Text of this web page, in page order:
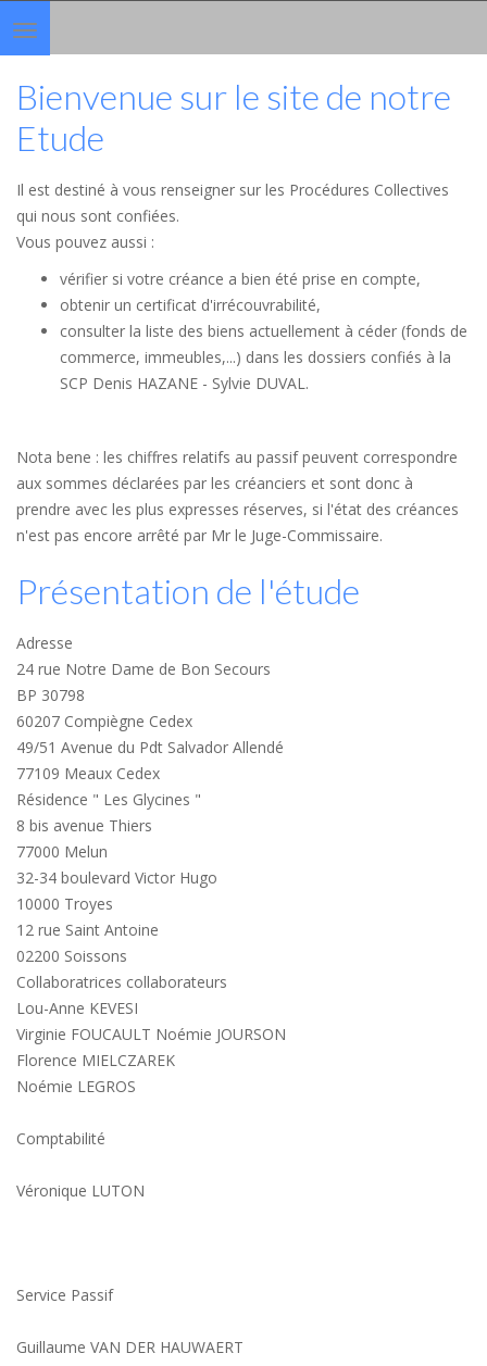
Toggle
navigation
Bienvenue sur le site de notre
Etude
Il est destiné à vous renseigner sur les Procédures Collectives
qui nous sont confiées.
Vous pouvez aussi :
vérifier si votre créance a bien été prise en compte,
obtenir un certificat d'irrécouvrabilité,
consulter la liste des biens actuellement à céder (fonds de
commerce, immeubles,...) dans les dossiers confiés à la
SCP Denis HAZANE - Sylvie DUVAL.
Nota bene : les chiffres relatifs au passif peuvent correspondre
aux sommes déclarées par les créanciers et sont donc à
prendre avec les plus expresses réserves, si l'état des créances
n'est pas encore arrêté par Mr le Juge-Commissaire.
Présentation de l'étude
Adresse
24 rue Notre Dame de Bon Secours
BP 30798
60207 Compiègne Cedex
49/51 Avenue du Pdt Salvador Allendé
77109 Meaux Cedex
Résidence " Les Glycines "
8 bis avenue Thiers
77000 Melun
32-34 boulevard Victor Hugo
10000 Troyes
12 rue Saint Antoine
02200 Soissons
Collaboratrices collaborateurs
Lou-Anne KEVESI
Virginie FOUCAULT Noémie JOURSON
Florence MIELCZAREK
Noémie LEGROS
Comptabilité
Véronique LUTON
Service Passif
Guillaume VAN DER HAUWAERT